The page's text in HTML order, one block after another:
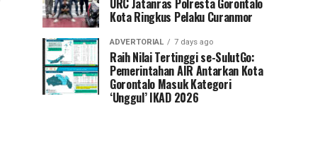
URC Jatanras Polresta Gorontalo
Kota Ringkus Pelaku Curanmor
ADVERTORIAL 7 days ago
Raih Nilai Tertinggi se-SulutGo:
Pemerintahan AIR Antarkan Kota
Gorontalo Masuk Kategori
‘Unggul’ IKAD 2026